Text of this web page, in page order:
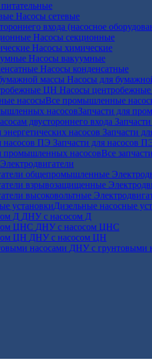
Насосы сетевые
Насосы секционные
Насосы химические
Насосы вакуумные
Насосы конденсатные
Насосы для
Насосы
Все промышленные
Запчасти для
Запчасти
Запчасти для насосов
Все
Электродвигатели
Дизельные насосные
ДНУ с насосом Д
ДНУ с насосом ЦНС
ДНУ с насосом ЦН
ДНУ с грунтовыми